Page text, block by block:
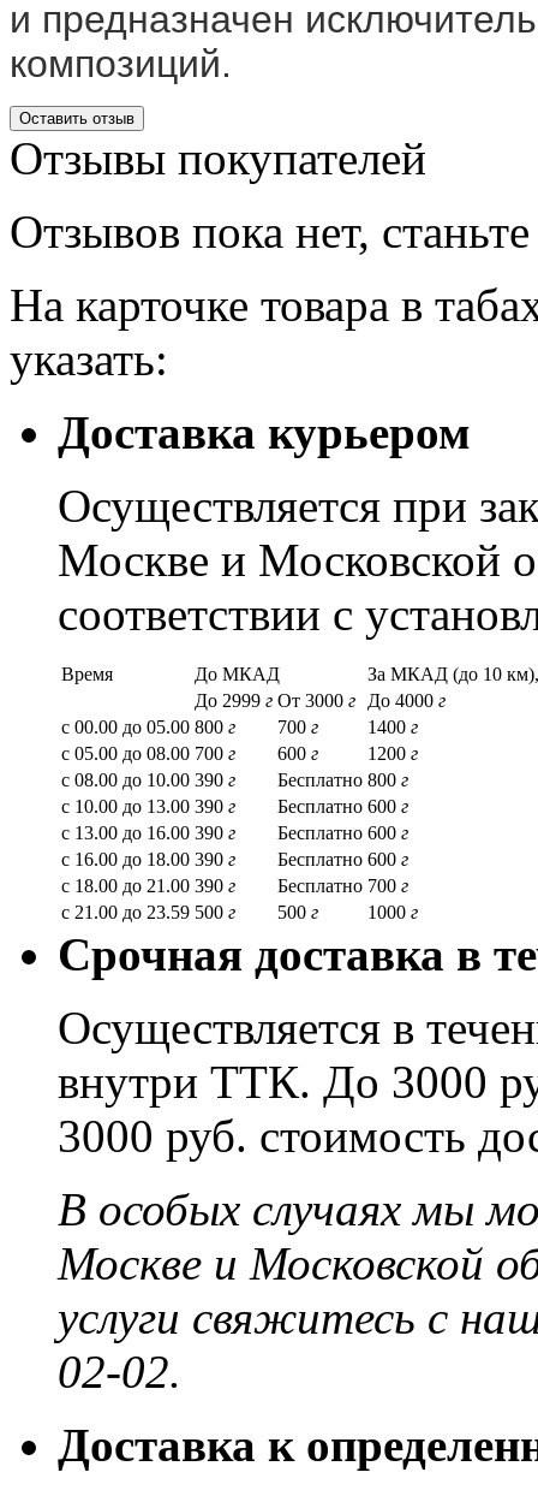
и предназначен
композиций.
Оставить отзыв
Отзывы покупателей
Отзывов пока нет,
На карточке товара в
указать:
Доставка курьером
Осуществляется при
Москве и Московской
соответствии с
Время До МКАД
За МКАД (до 10
До 2999 г От 3000 г До 4000 г
с 00.00 до 05.00 800 г 700 г 1400 г
с 05.00 до 08.00 700 г 600 г 1200 г
с 08.00 до 10.00 390 г Бесплатно 800 г
с 10.00 до 13.00 390 г Бесплатно 600 г
с 13.00 до 16.00 390 г Бесплатно 600 г
с 16.00 до 18.00 390 г Бесплатно 600 г
с 18.00 до 21.00 390 г Бесплатно 700 г
с 21.00 до 23.59 500 г 500 г 1000 г
Срочная доставка в
Осуществляется в
внутри ТТК. До 3000
3000 руб. стоимость
В особых случаях мы
Москве и Московской
услуги свяжитесь с
02-02.
Доставка к